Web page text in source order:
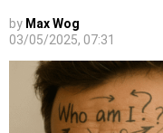
by Max Wog
03/05/2025, 07:31